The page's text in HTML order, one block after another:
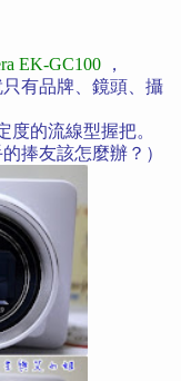
EK-GC100，
有品牌、鏡頭、攝
度的流線型握把。
捧友該怎麼辦？）